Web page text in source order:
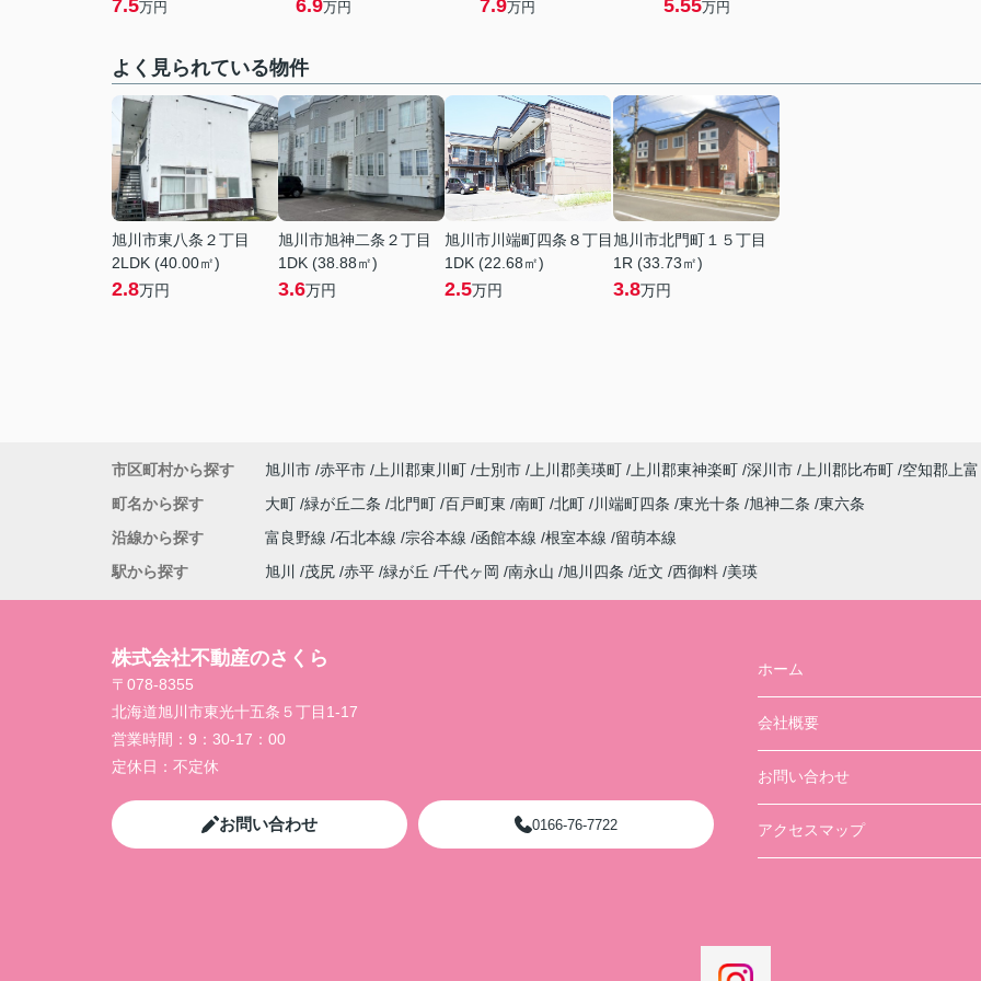
7.5万円 6.9万円 7.9万円 5.55万円
よく見られている物件
旭川市東八条２丁目
2LDK (40.00㎡)
2.8万円
旭川市旭神二条２丁目
1DK (38.88㎡)
3.6万円
旭川市川端町四条８丁目
1DK (22.68㎡)
2.5万円
旭川市北門町１５丁目
1R (33.73㎡)
3.8万円
市区町村から探す 旭川市 赤平市 上川郡東川町 士別市 上川郡美瑛町 上川郡東神楽町 深川市 上川郡比布町 空知郡上
町名から探す
大町 緑が丘二条 北門町 百戸町東 南町 北町 川端町四条 東光十条 旭神二条 東六条
沿線から探す
富良野線 石北本線 宗谷本線 函館本線 根室本線
留萌本線
駅から探す
旭川 茂尻 赤平 緑が丘 千代ヶ岡 南永山 旭川四条 近文 西御料 美瑛
株式会社不動産のさくら
〒078-8355
北海道旭川市東光十五条５丁目1-17
営業時間： 9：30-17：00
定休日： 不定休
お問い合わせ 0166-76-7722
ホーム
会社概要
お問い合わせ
アクセスマップ